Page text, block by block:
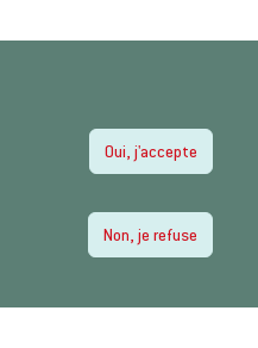
Oui, j'accepte
Non, je refuse